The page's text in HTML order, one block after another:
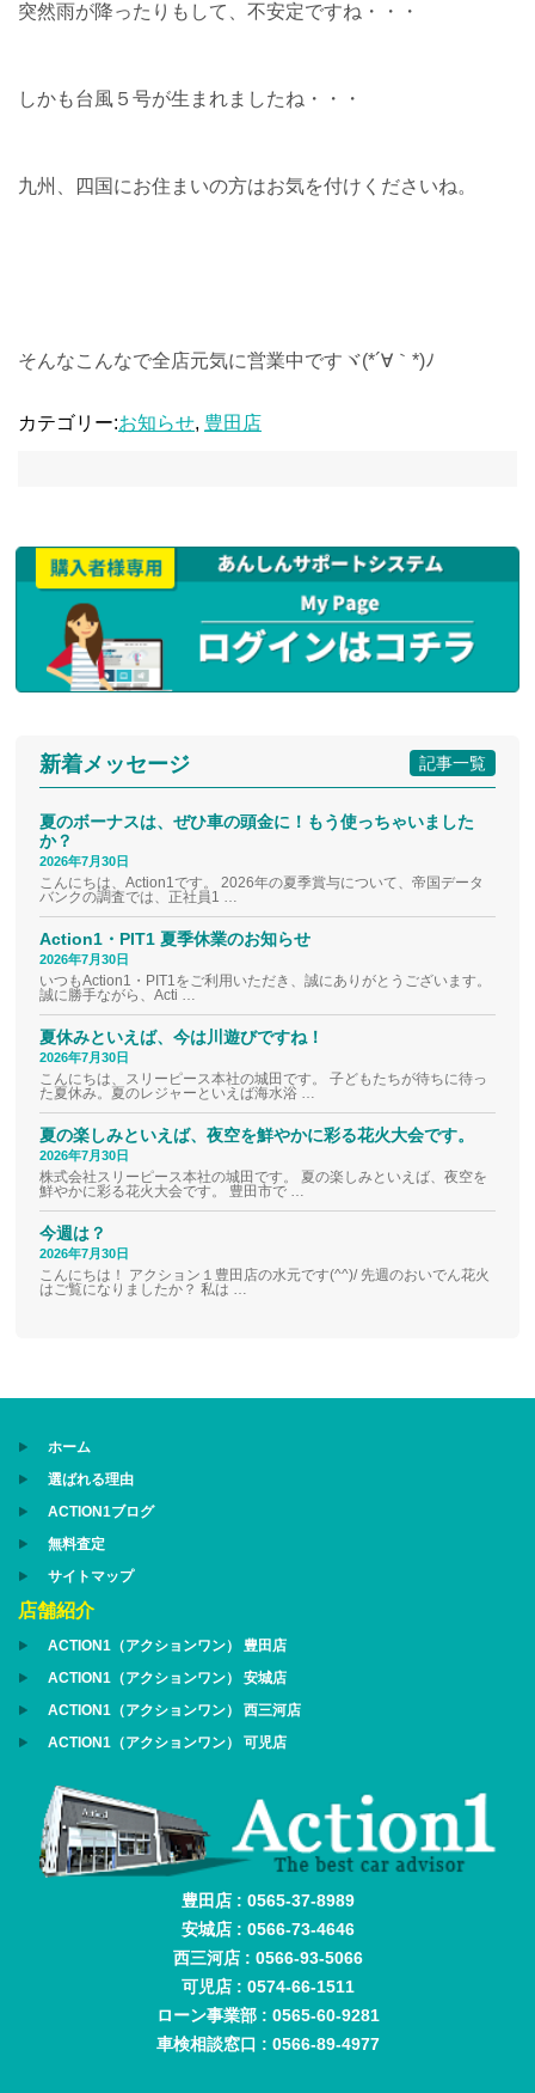
突然雨が降ったりもして、不安定ですね・・・
しかも台風５号が生まれましたね・・・
九州、四国にお住まいの方はお気を付けくださいね。
そんなこんなで全店元気に営業中ですヾ(*´∀｀*)ﾉ
カテゴリー:お知らせ, 豊田店
記事一覧
新着メッセージ
夏のボーナスは、ぜひ車の頭金に！もう使っちゃいました
か？
2026年7月30日
こんにちは、Action1です。 2026年の夏季賞与について、帝国データ
バンクの調査では、正社員1 …
Action1・PIT1 夏季休業のお知らせ
2026年7月30日
いつもAction1・PIT1をご利用いただき、誠にありがとうございます。
誠に勝手ながら、Acti …
夏休みといえば、今は川遊びですね！
2026年7月30日
こんにちは、スリーピース本社の城田です。 子どもたちが待ちに待っ
た夏休み。夏のレジャーといえば海水浴 …
夏の楽しみといえば、夜空を鮮やかに彩る花火大会です。
2026年7月30日
株式会社スリーピース本社の城田です。 夏の楽しみといえば、夜空を
鮮やかに彩る花火大会です。 豊田市で …
今週は？
2026年7月30日
こんにちは！ アクション１豊田店の水元です(^^)/ 先週のおいでん花火
はご覧になりましたか？ 私は …
ホーム
選ばれる理由
ACTION1ブログ
無料査定
サイトマップ
店舗紹介
ACTION1（アクションワン） 豊田店
ACTION1（アクションワン） 安城店
ACTION1（アクションワン） 西三河店
ACTION1（アクションワン） 可児店
豊田店 : 0565-37-8989
安城店 : 0566-73-4646
西三河店 : 0566-93-5066
可児店 : 0574-66-1511
ローン事業部 : 0565-60-9281
車検相談窓口 : 0566-89-4977